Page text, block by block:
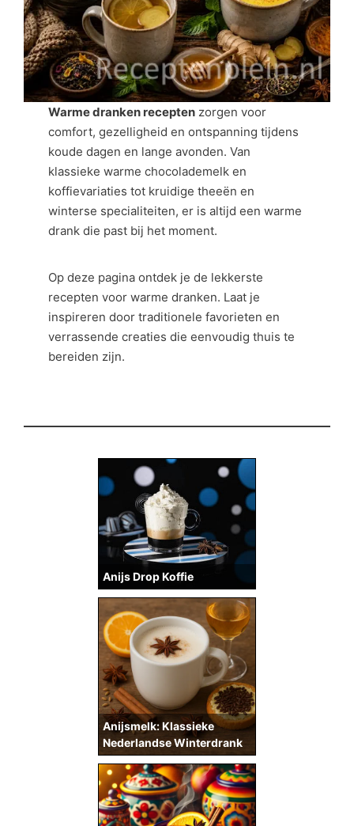
Warme dranken recepten zorgen voor
comfort, gezelligheid en ontspanning tijdens
koude dagen en lange avonden. Van
klassieke warme chocolademelk en
koffievariaties tot kruidige theeën en
winterse specialiteiten, er is altijd een warme
drank die past bij het moment.
Op deze pagina ontdek je de lekkerste
recepten voor warme dranken. Laat je
inspireren door traditionele favorieten en
verrassende creaties die eenvoudig thuis te
bereiden zijn.
Anijs Drop Koffie
Anijsmelk: Klassieke
Nederlandse Winterdrank